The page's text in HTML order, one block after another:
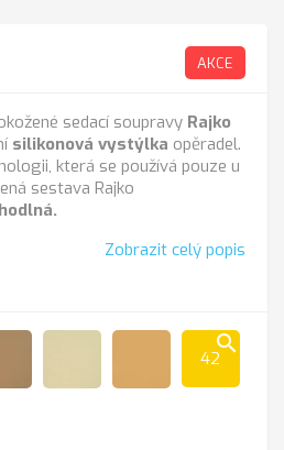
AKCE
sedací soupravy Rajko
silikonová vystýlka opěradel.
která se používá pouze u
sestava Rajko
Zobrazit celý popis
search
42